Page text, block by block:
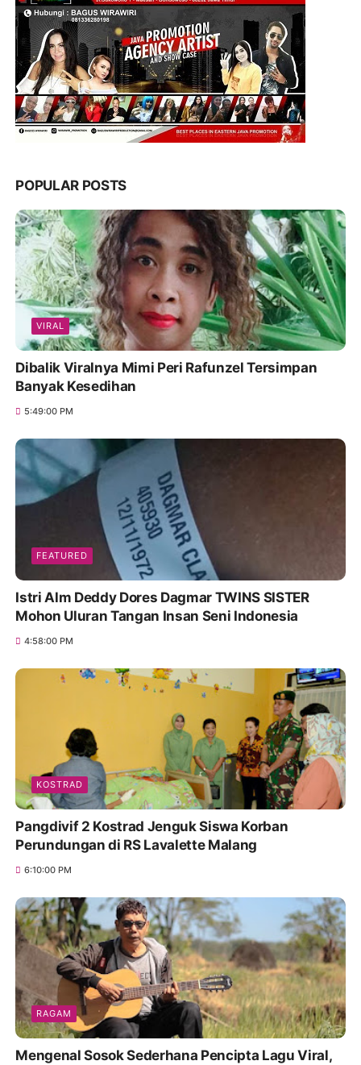
POPULAR POSTS
VIRAL
Dibalik Viralnya Mimi Peri Rafunzel Tersimpan
Banyak Kesedihan
5:49:00 PM
FEATURED
Istri Alm Deddy Dores Dagmar TWINS SISTER
Mohon Uluran Tangan Insan Seni Indonesia
4:58:00 PM
KOSTRAD
Pangdivif 2 Kostrad Jenguk Siswa Korban
Perundungan di RS Lavalette Malang
6:10:00 PM
RAGAM
Mengenal Sosok Sederhana Pencipta Lagu Viral,